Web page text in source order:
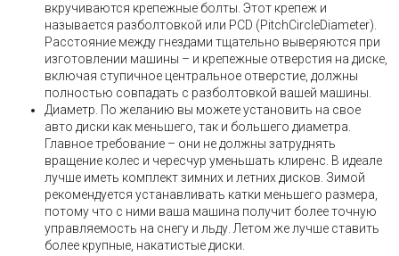
вкручиваются крепежные болты. Этот крепеж и
называется разболтовкой или PCD (PitchCircleDiameter).
Расстояние между гнездами тщательно выверяются при
изготовлении машины – и крепежные отверстия на диске,
включая ступичное центральное отверстие, должны
полностью совпадать с разболтовкой вашей машины.
Диаметр. По желанию вы можете установить на свое
авто диски как меньшего, так и большего диаметра.
Главное требование – они не должны затруднять
вращение колес и чересчур уменьшать клиренс. В идеале
лучше иметь комплект зимних и летних дисков. Зимой
рекомендуется устанавливать катки меньшего размера,
потому что с ними ваша машина получит более точную
управляемость на снегу и льду. Летом же лучше ставить
более крупные, накатистые диски.